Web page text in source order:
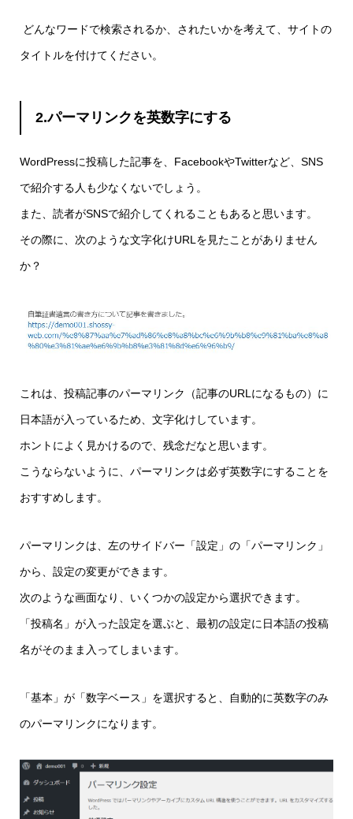
どんなワードで検索されるか、されたいかを考えて、サイトの
タイトルを付けてください。
2.パーマリンクを英数字にする
WordPressに投稿した記事を、FacebookやTwitterなど、SNS
で紹介する人も少なくないでしょう。
また、読者がSNSで紹介してくれることもあると思います。
その際に、次のような文字化けURLを見たことがありません
か？
これは、投稿記事のパーマリンク（記事のURLになるもの）に
日本語が入っているため、文字化けしています。
ホントによく見かけるので、残念だなと思います。
こうならないように、パーマリンクは必ず英数字にすることを
おすすめします。
パーマリンクは、左のサイドバー「設定」の「パーマリンク」
から、設定の変更ができます。
次のような画面なり、いくつかの設定から選択できます。
「投稿名」が入った設定を選ぶと、最初の設定に日本語の投稿
名がそのまま入ってしまいます。
「基本」が「数字ベース」を選択すると、自動的に英数字のみ
のパーマリンクになります。